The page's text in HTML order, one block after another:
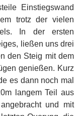
Einstiegswand
trotz der vielen
In der ersten
ließen uns drei
den Steig mit dem
genießen. Kurz
es dann noch mal
langem Teil aus
und mit